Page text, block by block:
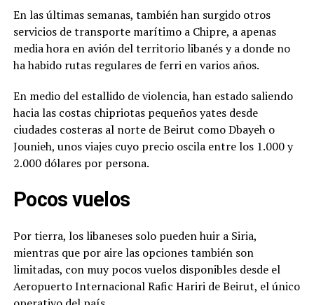
En las últimas semanas, también han surgido otros
servicios de transporte marítimo a Chipre, a apenas
media hora en avión del territorio libanés y a donde no
ha habido rutas regulares de ferri en varios años.
En medio del estallido de violencia, han estado saliendo
hacia las costas chipriotas pequeños yates desde
ciudades costeras al norte de Beirut como Dbayeh o
Jounieh, unos viajes cuyo precio oscila entre los 1.000 y
2.000 dólares por persona.
Pocos vuelos
Por tierra, los libaneses solo pueden huir a Siria,
mientras que por aire las opciones también son
limitadas, con muy pocos vuelos disponibles desde el
Aeropuerto Internacional Rafic Hariri de Beirut, el único